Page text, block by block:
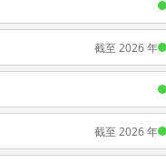
截至 2026 年
截至 2026 年